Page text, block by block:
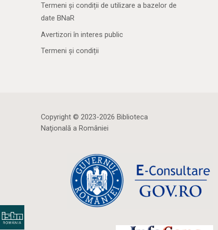
Termeni și condiții de utilizare a bazelor de
date BNaR
Avertizori în interes public
Termeni și condiții
Copyright © 2023-2026 Biblioteca
Naţională a României